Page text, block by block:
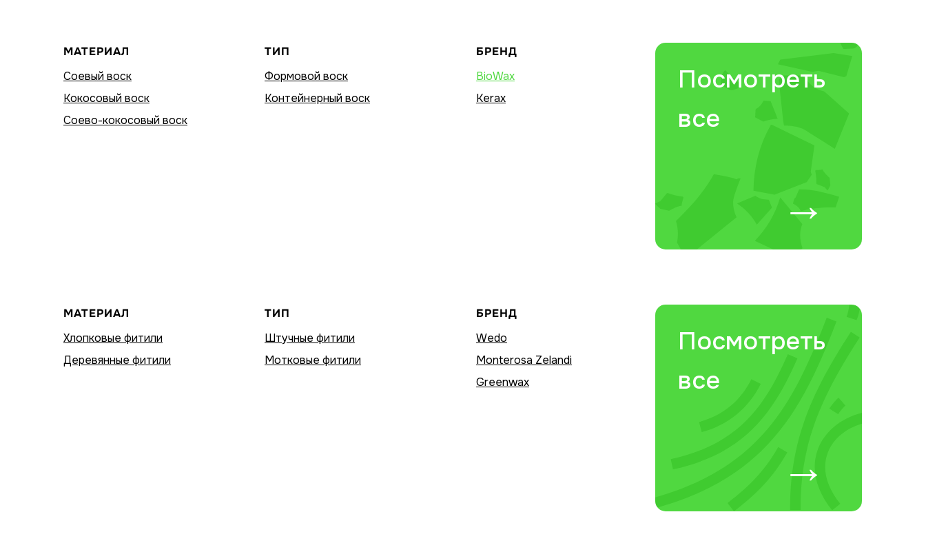
МАТЕРИАЛ
Соевый воск
Кокосовый воск
Соево-кокосовый воск
ТИП
Формовой воск
Контейнерный воск
БРЕНД
BioWax
Kerax
Посмотреть
все
→
МАТЕРИАЛ
Хлопковые фитили
Деревянные фитили
ТИП
Штучные фитили
Мотковые фитили
БРЕНД
Wedo
Monterosa Zelandi
Greenwax
Посмотреть
все
→